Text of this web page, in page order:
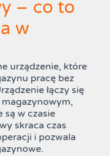
– co to
w
urządzenie, które
pracę bez
łączy się
są w czasie
skraca czas
i pozwala